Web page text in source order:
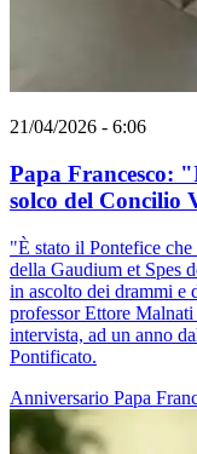
21/04/2026 - 6:06
Papa Francesco:
solco del Concilio
"È stato il Pontefice
della Gaudium et Spes
in ascolto dei drammi e
professor Ettore
intervista, ad un anno
Pontificato.
Anniversario Papa